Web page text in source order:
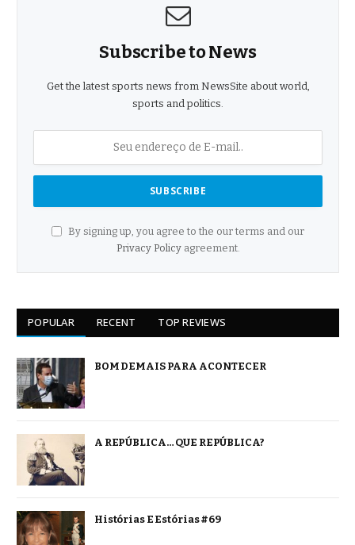
Subscribe to News
Get the latest sports news from NewsSite about world,
sports and politics.
By signing up, you agree to the our terms and our
Privacy Policyagreement.
POPULAR RECENT TOP REVIEWS
BOM DEMAIS PARA ACONTECER
A REPÚBLICA… QUE REPÚBLICA?
Histórias E Estórias #69